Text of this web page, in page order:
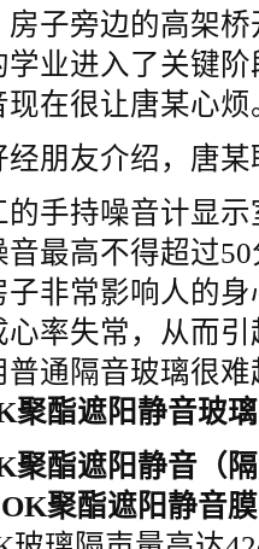
边的房
房子旁边的高架
学业进入了关键
现在很让唐某心烦
经朋友介绍，唐某
的手持噪音计显
音最高不得超过
子非常影响人的
心率失常，从而
普通隔音玻璃很
聚酯遮阳静音玻
聚酯遮阳静音（
聚酯遮阳静音膜